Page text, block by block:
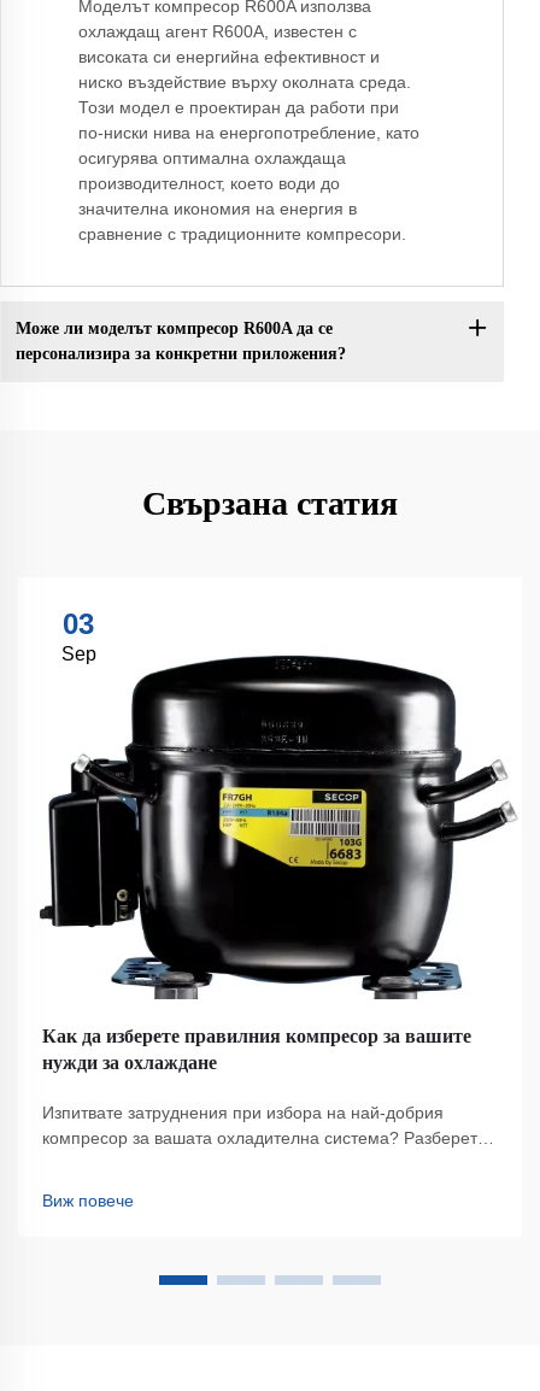
Моделът компресор R600A използва
охлаждащ агент R600A, известен с
високата си енергийна ефективност и
ниско въздействие върху околната среда.
Този модел е проектиран да работи при
по-ниски нива на енергопотребление, като
осигурява оптимална охлаждаща
производителност, което води до
значителна икономия на енергия в
сравнение с традиционните компресори.
Може ли моделът компресор R600A да се
персонализира за конкретни приложения?
Свързана статия
03
Sep
Как да изберете правилния компресор за вашите
нужди за охлаждане
Изпитвате затруднения при избора на най-добрия
компресор за вашата охладителна система? Разберете
Виж повече